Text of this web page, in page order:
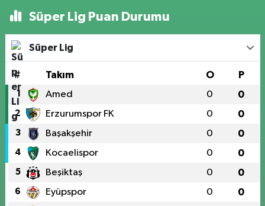
Süper Lig Puan Durumu
Süper Lig
# Takım O P
1 Amed 0 0
2 Erzurumspor FK 0 0
3 Başakşehir 0 0
4 Kocaelispor 0 0
5 Beşiktaş 0 0
6 Eyüpspor 0 0